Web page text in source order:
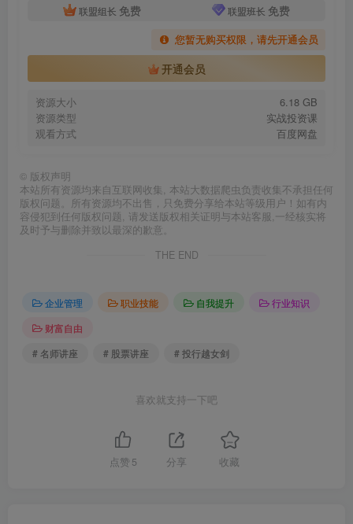
联盟组长 免费 联盟班长 免费
您暂无购买权限，请先开通会员
开通会员
资源大小
6.18 GB
资源类型
实战投资课
观看方式
百度网盘
© 版权声明
本站所有资源均来自互联网收集, 本站大数据爬虫负责收集不承担任何
版权问题。所有资源均不出售，只免费分享给本站等级用户！如有内
容侵犯到任何版权问题, 请发送版权相关证明与本站客服,一经核实将
及时予与删除并致以最深的歉意。
THE END
企业管理 职业技能 自我提升
行业知识
财富自由
# 名师讲座
# 股票讲座 # 投行越女剑
喜欢就支持一下吧
点赞 5 分享 收藏